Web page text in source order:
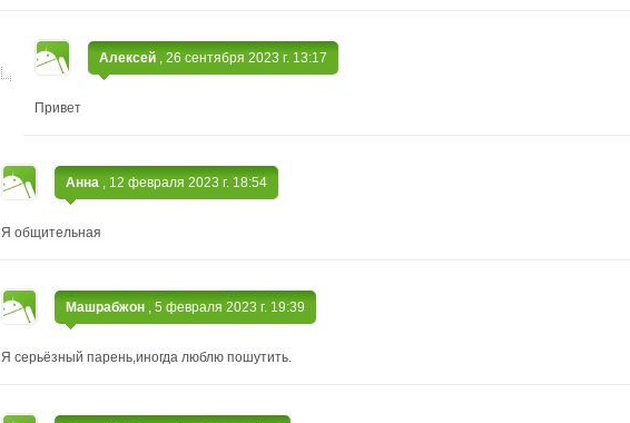
Алексей , 26 сентября 2023 г. 13:17
Привет
Анна , 12 февраля 2023 г. 18:54
Я общительная
Машрабжон , 5 февраля 2023 г. 19:39
Я серьёзный парень,иногда люблю пошутить.